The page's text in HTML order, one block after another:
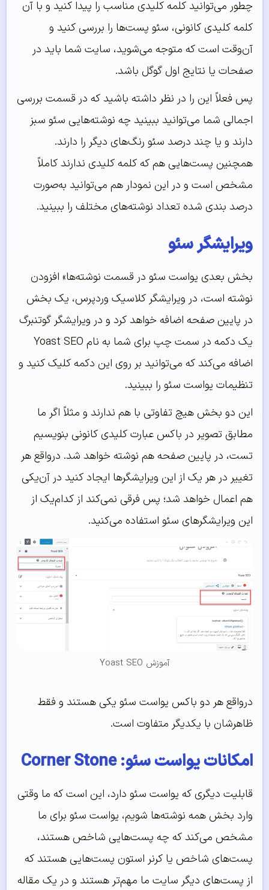
چطور می‌توانید کلمه کلیدی مناسب را پیدا کنید و با آن
کلمه کلیدی کانونی، سئو پست‌ها را بررسی کنید و
آن‌وقت است که متوجه می‌شوید، سایت شما باید در
صفحات یا نتایج اول گوگل باشد.
پس فعلاً این را در نظر داشته باشید که در قسمت بررسی
اجمالی شما می‌توانید ببینید چه نوشته‌هایی سئو سبز
دارند و یا چند درصد سئو رنگ‌های دیگر را دارند.
همچنین پست‌هایی هم که کلمه کلیدی ندارند کاملاً
مشخص است و در این نمودار هم می‌توانید به‌صورت
درصد بندی شده تعداد نوشته‌های مختلف را ببینید.
ویرایشگر سئو
بخش بعدی یواست سئو در قسمت نوشته‌ها» افزودن
نوشته است، در ویرایشگر کلاسیک وردپرس، یک بخش
در پایین صفحه اضافه خواهد کرد و در ویرایشگر گوتنبرگ
یک دکمه در سمت چپ برای شما به نام Yoast SEO
اضافه می‌کند که می‌توانید بر روی این دکمه کلیک کنید و
تنظیمات یواست سئو را ببینید.
این دو بخش هیچ تفاوتی با هم ندارند و مثلاً اگر ما
مطابق تصویر در باکس عبارت کلیدی کانونی بنویسیم
تست، در پایین صفحه هم نوشته خواهد شد. درواقع هر
تغییر در هر یک از این ویرایشگرها ایجاد کنید در آن‌یکی
هم اعمال خواهد شد؛ پس فرقی نمی‌کند از کدام‌یک از
این ویرایشگرهای سئو استفاده می‌کنید.
آموزش Yoast SEO
درواقع هر دو باکس یواست سئو یکی هستند و فقط
ظاهرشان با یکدیگر متفاوت است.
امکانات یواست سئو: Corner Stone
قابلیت دیگری که یواست سئو دارد، این است که ما وقتی
وارد بخش همه نوشته‌ها شویم، یواست سئو برای ما
مشخص می‌کند که چه پست‌هایی شاخص هستند،
پست‌های شاخص یا کرنر استون پست‌هایی هستند که
از پست‌های دیگر سایت ما مهم‌تر هستند و در یک مقاله